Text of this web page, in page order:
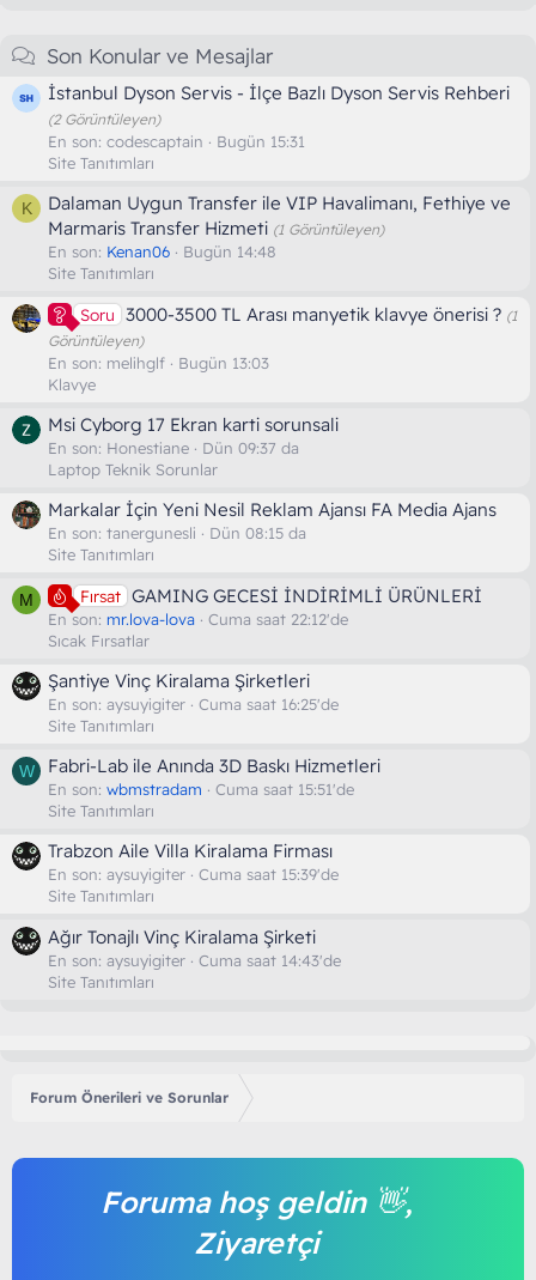
Son Konular ve Mesajlar
İstanbul Dyson Servis - İlçe Bazlı Dyson Servis Rehberi
(2 Görüntüleyen)
En son: codescaptain
Bugün 15:31
Site Tanıtımları
K
Dalaman Uygun Transfer ile VIP Havalimanı, Fethiye ve
Marmaris Transfer Hizmeti (1 Görüntüleyen)
En son: Kenan06
Bugün 14:48
Site Tanıtımları
Soru 3000-3500 TL Arası manyetik klavye önerisi ? (1
Görüntüleyen)
En son: melihglf
Bugün 13:03
Klavye
Msi Cyborg 17 Ekran karti sorunsali
En son: Honestiane
Dün 09:37 da
Laptop Teknik Sorunlar
Markalar İçin Yeni Nesil Reklam Ajansı FA Media Ajans
En son: tanergunesli
Dün 08:15 da
Site Tanıtımları
M Fırsat GAMING GECESİ İNDİRİMLİ ÜRÜNLERİ
En son: mr.lova-lova
Cuma saat 22:12'de
Sıcak Fırsatlar
Şantiye Vinç Kiralama Şirketleri
En son: aysuyigiter
Cuma saat 16:25'de
Site Tanıtımları
W Fabri-Lab ile Anında 3D Baskı Hizmetleri
En son: wbmstradam
Cuma saat 15:51'de
Site Tanıtımları
Trabzon Aile Villa Kiralama Firması
En son: aysuyigiter
Cuma saat 15:39'de
Site Tanıtımları
Ağır Tonajlı Vinç Kiralama Şirketi
En son: aysuyigiter
Cuma saat 14:43'de
Site Tanıtımları
Forum Önerileri ve Sorunlar
Foruma hoş geldin 👋,
Ziyaretçi